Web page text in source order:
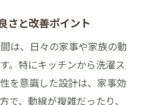
さと改善ポイント
は、日々の家事や家族の動
。特にキッチンから洗濯ス
を意識した設計は、家事効
で、動線が複雑だったり、